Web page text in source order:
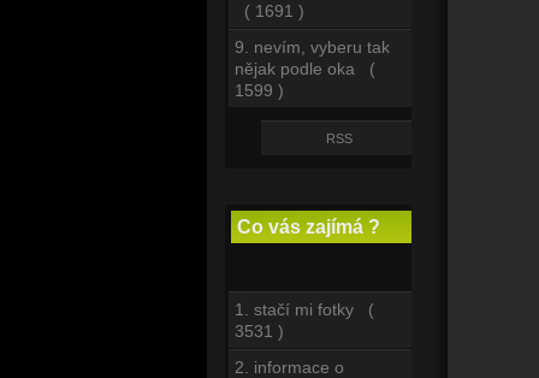
( 1691 )
9. nevím, vyberu tak
nějak podle oka (
1599 )
RSS
Co vás zajímá ?
1. stačí mi fotky (
3531 )
2. informace o